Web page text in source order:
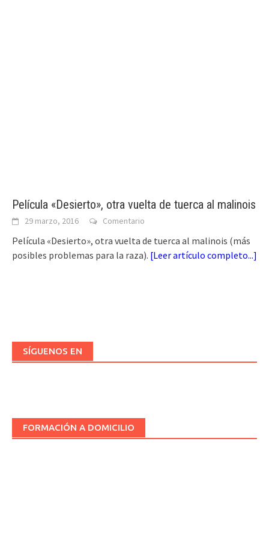
Película «Desierto», otra vuelta de tuerca al malinois
29 marzo, 2016 Comentario
Película «Desierto», otra vuelta de tuerca al malinois (más
posibles problemas para la raza). [Leer artículo completo...]
SÍGUENOS EN
FORMACIÓN A DOMICILIO